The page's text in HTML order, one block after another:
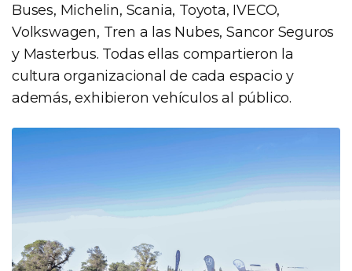
Buses, Michelin, Scania, Toyota, IVECO,
Volkswagen, Tren a las Nubes, Sancor Seguros
y Masterbus. Todas ellas compartieron la
cultura organizacional de cada espacio y
además, exhibieron vehículos al público.